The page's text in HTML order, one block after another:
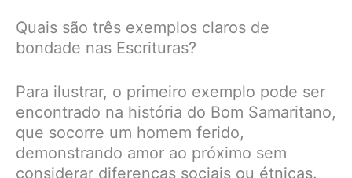
Quais são três exemplos claros de
bondade nas Escrituras?
Para ilustrar, o primeiro exemplo pode ser
encontrado na história do Bom Samaritano,
que socorre um homem ferido,
demonstrando amor ao próximo sem
considerar diferenças sociais ou étnicas.